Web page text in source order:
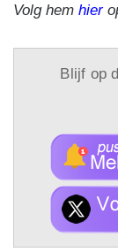
Volg hem hier
Blijf op